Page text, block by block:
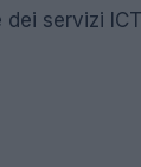
dei servizi